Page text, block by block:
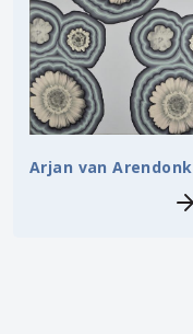
Arjan van Arendonk